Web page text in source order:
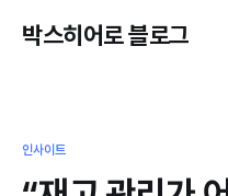
박스히어로 블로그
인사이트